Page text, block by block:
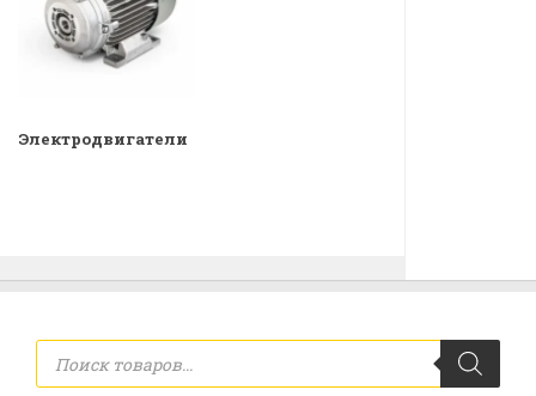
Электродвигатели
Поиск
товаров